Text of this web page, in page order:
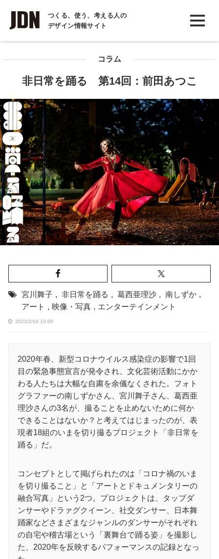
つくる、使う、考える人の
デザイン情報サイト
INTERVIEW
インタビュー
コラム
コラム
非日常を踊る 第14回：前田あつこ
宮川舞子 , 非日常を踊る , 葛西亜理沙 , 南しずか ,
アート , 映像・写真 , エンターテインメント
2022/2/16 10:00
2020年春、新型コロナウイルス感染症の影響で1回
目の緊急事態宣言が発令され、文化芸術活動にかか
わる人たちは大幅な自粛を余儀なくされた。フォト
グラファーの南しずかさん、宮川舞子さん、葛西亜
理沙さんの3名が、撮ることを止めないために何か
できることはないか？と考えてはじまったのが、表
現者18組のいまを切り撮るプロジェクト「非日常を
踊る」だ。
コンセプトとして掲げられたのは「コロナ禍のいま
を切り撮ること」と「アートとドキュメンタリーの
融合写真」という2つ。プロジェクトは、タップダ
ンサーやドラァグクイーン、社交ダンサー、日本舞
踊家などさまざまなジャンルのダンサーがそれぞれ
の自宅や稽古場という「裏舞台で踊る姿」を撮影し
た、2020年を反映するパフォーマンスの記録となっ